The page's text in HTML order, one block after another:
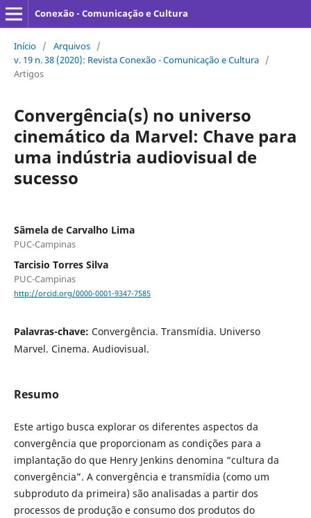
Conexão - Comunicação e Cultura
Início / Arquivos /
v. 19 n. 38 (2020): Revista Conexão - Comunicação e Cultura /
Artigos
Convergência(s) no universo
cinemático da Marvel: Chave para
uma indústria audiovisual de
sucesso
Sâmela de Carvalho Lima
PUC-Campinas
Tarcisio Torres Silva
PUC-Campinas
http://orcid.org/0000-0001-9347-7585
Palavras-chave: Convergência. Transmídia. Universo
Marvel. Cinema. Audiovisual.
Resumo
Este artigo busca explorar os diferentes aspectos da
convergência que proporcionam as condições para a
implantação do que Henry Jenkins denomina “cultura da
convergência”. A convergência e transmídia (como um
subproduto da primeira) são analisadas a partir dos
processos de produção e consumo dos produtos do